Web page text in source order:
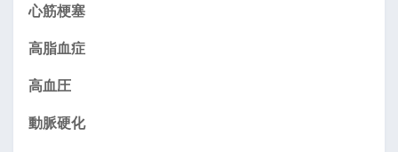
心筋梗塞
高脂血症
高血圧
動脈硬化